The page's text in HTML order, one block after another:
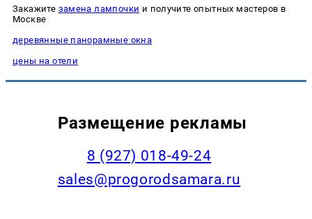
Закажите замена лампочки и получите опытных мастеров в
Москве
деревянные панорамные окна
цены на отели
Размещение рекламы
8 (927) 018-49-24
sales@progorodsamara.ru